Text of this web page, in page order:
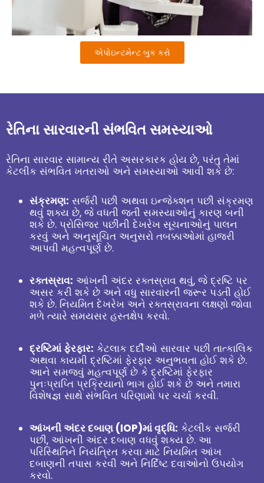
એપોઇન્ટમેન્ટ બુક કરો
રેતિના સારવારની સંભવિત સમસ્યાઓ
રેતિના સારવાર સામાન્ય રીતે અસરકારક હોય છે, પરંતુ તેમાં
કેટલીક સંભવિત ખતરાઓ અને સમસ્યાઓ આવી શકે છે:
સંક્રમણ: સર્જરી પછી અથવા ઇન્જેક્શન પછી સંક્રમણ
થવું શક્ય છે, જે વધતી જતી સમસ્યાઓનું કારણ બની
શકે છે. પ્રોસિજર પછીની દેખરેખ સૂચનાઓનું પાલન
કરવું અને અનુસૂચિત અનુસરો તબક્કાઓમાં હાજરી
આપવી મહત્વપૂર્ણ છે.
રક્તસ્રાવ: આંખની અંદર રક્તસ્રાવ થવું, જે દ્રષ્ટિ પર
અસર કરી શકે છે અને વધુ સારવારની જરૂર પડતી હોઈ
શકે છે. નિયમિત દેખરેખ અને રક્તસ્રાવના લક્ષણો જોવા
મળે ત્યારે સમયસર હસ્તક્ષેપ કરવો.
દ્રષ્ટિમાં ફેરફાર: કેટલાક દર્દીઓ સારવાર પછી તાત્કાલિક
અથવા કાયમી દ્રષ્ટિમાં ફેરફાર અનુભવતા હોઈ શકે છે.
આને સમજવું મહત્વપૂર્ણ છે કે દ્રષ્ટિમાં ફેરફાર
પુનઃપ્રાપ્તિ પ્રક્રિયાનો ભાગ હોઈ શકે છે અને તમારા
વિશેષજ્ઞ સાથે સંભવિત પરિણામો પર ચર્ચા કરવી.
આંખની અંદર દબાણ (IOP)માં વૃદ્ધિ: કેટલીક સર્જરી
પછી, આંખની અંદર દબાણ વધવું શક્ય છે. આ
પરિસ્થિતિને નિયંત્રિત કરવા માટે નિયમિત આંખ
દબાણની તપાસ કરવી અને નિર્દિષ્ટ દવાઓનો ઉપયોગ
કરવો.